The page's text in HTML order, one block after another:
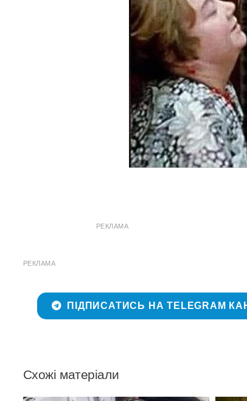
РЕКЛАМА
РЕКЛАМА
ПІДПИСАТИСЬ НА TELEGRAM
Схожі матеріали